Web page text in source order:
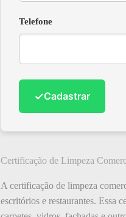
Telefone
✓Cadastrar
Certificação de Limpeza
A certificação de limpeza
escritórios e restaurantes. Essa